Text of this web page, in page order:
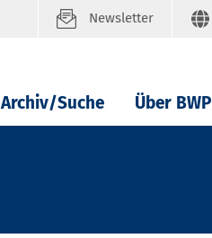
Newsletter
Archiv/Suche Über BWP